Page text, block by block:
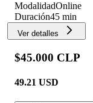
ModalidadOnline
Duración45 min
Ver detalles
$45.000 CLP
49.21 USD